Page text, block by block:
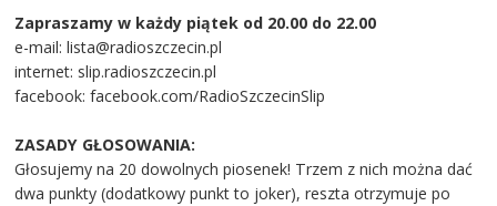
Zapraszamy w każdy piątek od 20.00 do 22.00
e-mail: lista@radioszczecin.pl
internet: slip.radioszczecin.pl
facebook: facebook.com/RadioSzczecinSlip
ZASADY GŁOSOWANIA:
Głosujemy na 20 dowolnych piosenek! Trzem z nich można dać
dwa punkty (dodatkowy punkt to joker), reszta otrzymuje po